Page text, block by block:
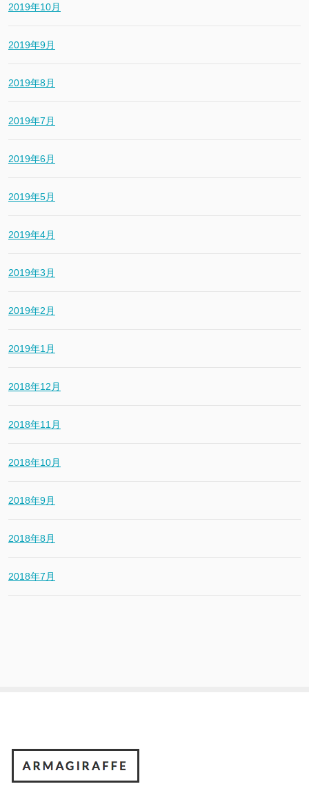
2019年10月
2019年9月
2019年8月
2019年7月
2019年6月
2019年5月
2019年4月
2019年3月
2019年2月
2019年1月
2018年12月
2018年11月
2018年10月
2018年9月
2018年8月
2018年7月